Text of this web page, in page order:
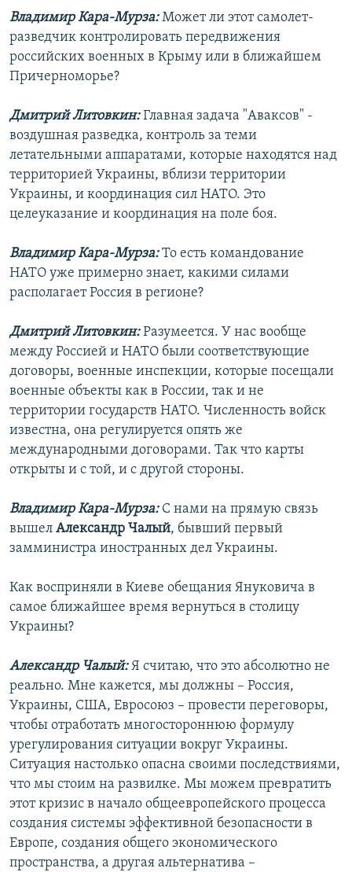
Владимир Кара-Мурза:Может ли этот самолет-
разведчик контролировать передвижения
российских военных в Крыму или в ближайшем
Причерноморье?
Дмитрий Литовкин:Главная задача "Аваксов" -
воздушная разведка, контроль за теми
летательными аппаратами, которые находятся над
территорией Украины, вблизи территории
Украины, и координация сил НАТО. Это
целеуказание и координация на поле боя.
Владимир Кара-Мурза:То есть командование
НАТО уже примерно знает, какими силами
располагает Россия в регионе?
Дмитрий Литовкин:Разумеется. У нас вообще
между Россией и НАТО были соответствующие
договоры, военные инспекции, которые посещали
военные объекты как в России, так и не
территории государств НАТО. Численность войск
известна, она регулируется опять же
международными договорами. Так что карты
открыты и с той, и с другой стороны.
Владимир Кара-Мурза:С нами на прямую связь
вышел Александр Чалый, бывший первый
замминистра иностранных дел Украины.
Как восприняли в Киеве обещания Януковича в
самое ближайшее время вернуться в столицу
Украины?
Александр Чалый:Я считаю, что это абсолютно не
реально. Мне кажется, мы должны – Россия,
Украины, США, Евросоюз – провести переговоры,
чтобы отработать многостороннюю формулу
урегулирования ситуации вокруг Украины.
Ситуация настолько опасна своими последствиями,
что мы стоим на развилке. Мы можем превратить
этот кризис в начало общеевропейского процесса
создания системы эффективной безопасности в
Европе, создания общего экономического
пространства, а другая альтернатива –